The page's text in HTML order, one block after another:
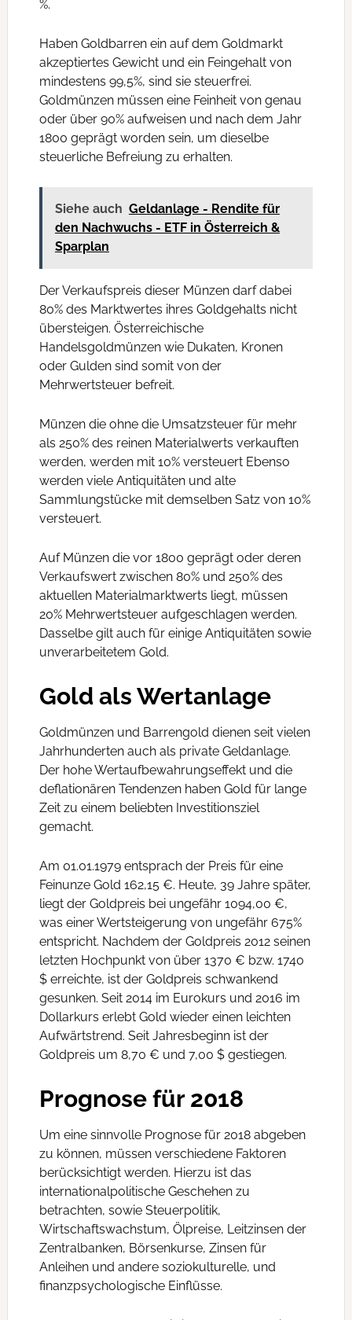
%.
Haben Goldbarren ein auf dem Goldmarkt
akzeptiertes Gewicht und ein Feingehalt von
mindestens 99,5%, sind sie steuerfrei.
Goldmünzen müssen eine Feinheit von genau
oder über 90% aufweisen und nach dem Jahr
1800 geprägt worden sein, um dieselbe
steuerliche Befreiung zu erhalten.
Siehe auch Geldanlage - Rendite für
den Nachwuchs - ETF in Österreich &
Sparplan
Der Verkaufspreis dieser Münzen darf dabei
80% des Marktwertes ihres Goldgehalts nicht
übersteigen. Österreichische
Handelsgoldmünzen wie Dukaten, Kronen
oder Gulden sind somit von der
Mehrwertsteuer befreit.
Münzen die ohne die Umsatzsteuer für mehr
als 250% des reinen Materialwerts verkauften
werden, werden mit 10% versteuert Ebenso
werden viele Antiquitäten und alte
Sammlungstücke mit demselben Satz von 10%
versteuert.
Auf Münzen die vor 1800 geprägt oder deren
Verkaufswert zwischen 80% und 250% des
aktuellen Materialmarktwerts liegt, müssen
20% Mehrwertsteuer aufgeschlagen werden.
Dasselbe gilt auch für einige Antiquitäten sowie
unverarbeitetem Gold.
Gold als Wertanlage
Goldmünzen und Barrengold dienen seit vielen
Jahrhunderten auch als private Geldanlage.
Der hohe Wertaufbewahrungseffekt und die
deflationären Tendenzen haben Gold für lange
Zeit zu einem beliebten Investitionsziel
gemacht.
Am 01.01.1979 entsprach der Preis für eine
Feinunze Gold 162,15 €. Heute, 39 Jahre später,
liegt der Goldpreis bei ungefähr 1094,00 €,
was einer Wertsteigerung von ungefähr 675%
entspricht. Nachdem der Goldpreis 2012 seinen
letzten Hochpunkt von über 1370 € bzw. 1740
$ erreichte, ist der Goldpreis schwankend
gesunken. Seit 2014 im Eurokurs und 2016 im
Dollarkurs erlebt Gold wieder einen leichten
Aufwärtstrend. Seit Jahresbeginn ist der
Goldpreis um 8,70 € und 7,00 $ gestiegen.
Prognose für 2018
Um eine sinnvolle Prognose für 2018 abgeben
zu können, müssen verschiedene Faktoren
berücksichtigt werden. Hierzu ist das
internationalpolitische Geschehen zu
betrachten, sowie Steuerpolitik,
Wirtschaftswachstum, Ölpreise, Leitzinsen der
Zentralbanken, Börsenkurse, Zinsen für
Anleihen und andere soziokulturelle, und
finanzpsychologische Einflüsse.